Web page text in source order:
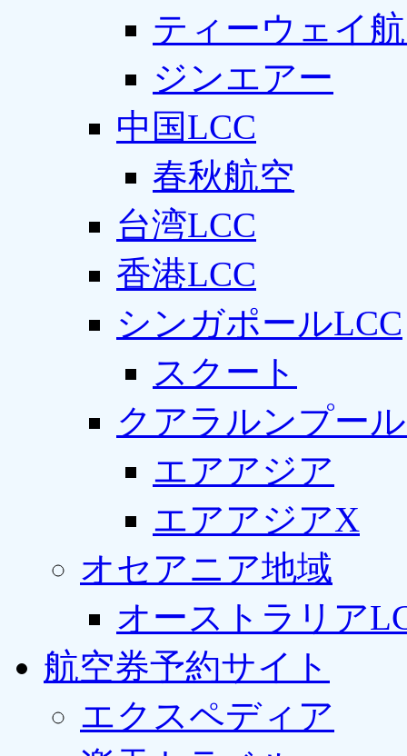
ティーウェイ
ジンエアー
中国LCC
春秋航空
台湾LCC
香港LCC
シンガポールLCC
スクート
クアラルンプー
エアアジア
エアアジアX
オセアニア地域
オーストラリア
航空券予約サイト
エクスペディア